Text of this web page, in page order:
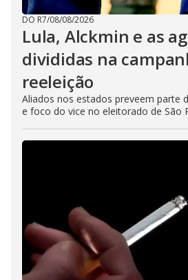
DO R7/08/08/2026
Lula, Alckmin e as
divididas na
reeleição
Aliados nos estados preveem parte
e foco do vice no eleitorado de São